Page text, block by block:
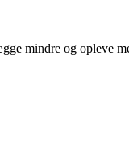
mindre og opleve